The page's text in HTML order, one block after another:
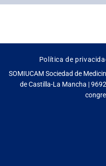
Política de
SOMIUCAM Sociedad de
de Castilla-La Mancha |